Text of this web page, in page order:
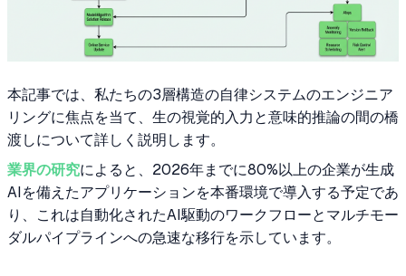
本記事では、私たちの3層構造の自律システムのエンジニア
リングに焦点を当て、生の視覚的入力と意味的推論の間の橋
渡しについて詳しく説明します。
業界の研究によると、2026年までに80%以上の企業が生成
AIを備えたアプリケーションを本番環境で導入する予定であ
り、これは自動化されたAI駆動のワークフローとマルチモー
ダルパイプラインへの急速な移行を示しています。